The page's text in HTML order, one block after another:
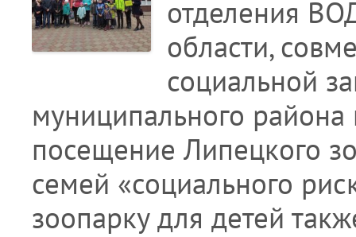
отделения
области,
социальной
муниципального
посещение Липецкого
семей «социального
зоопарку для детей